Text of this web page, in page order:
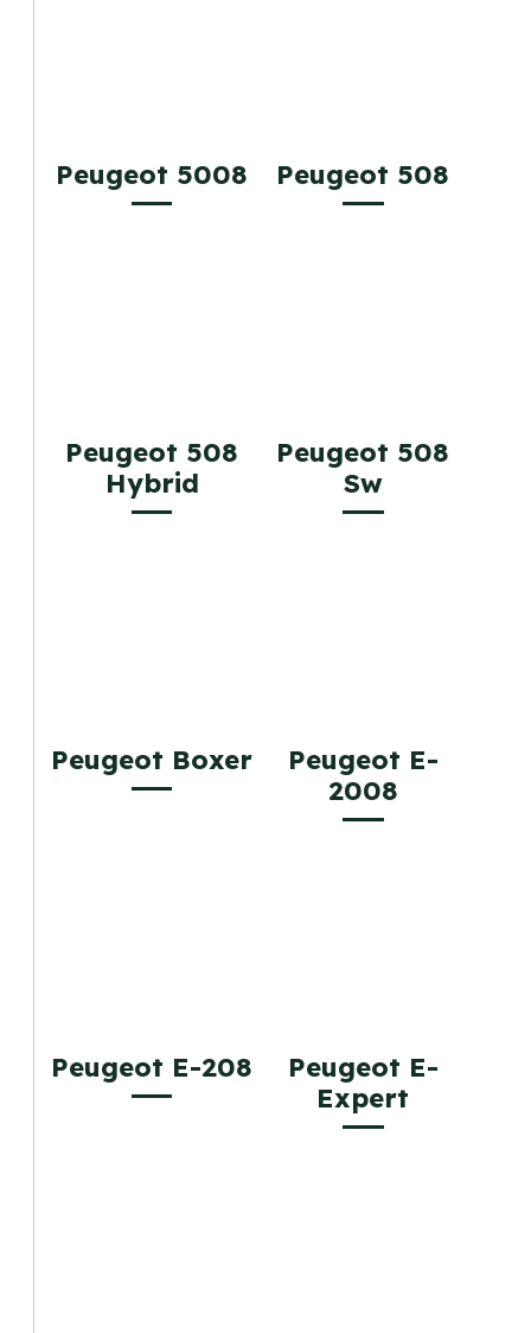
Peugeot 5008 Peugeot 508
Peugeot 508
Hybrid
Peugeot 508
Sw
Peugeot Boxer
Peugeot E-
2008
Peugeot E-208
Peugeot E-
Expert